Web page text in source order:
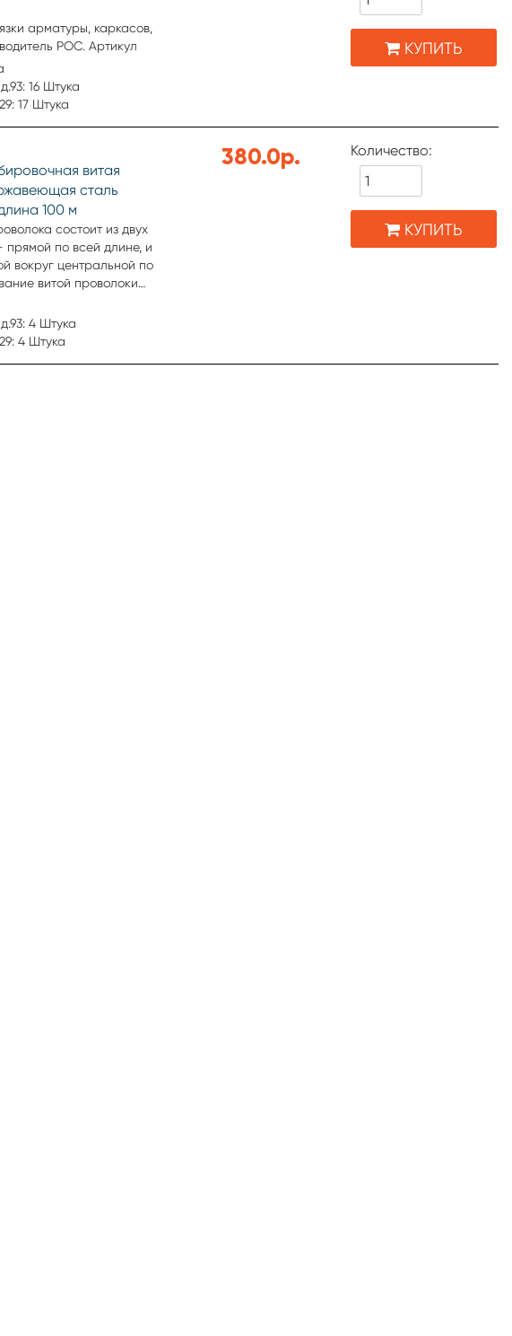
арматуры, каркасов,
РОС. Артикул
16 Штука
17 Штука
КУПИТЬ
витая
сталь
100 м
состоит из двух
по всей длине, и
вокруг центральной по
витой проволоки
опломбированного
доступа.
4 Штука
4 Штука
380.0р. Количество:
КУПИТЬ